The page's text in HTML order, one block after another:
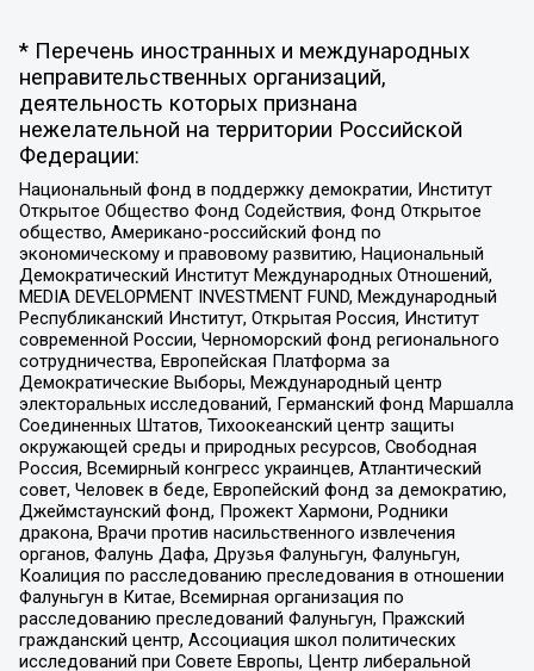
* Перечень иностранных и международных
неправительственных организаций,
деятельность которых признана
нежелательной на территории Российской
Федерации:
Национальный фонд в поддержку демократии, Институт
Открытое Общество Фонд Содействия, Фонд Открытое
общество, Американо-российский фонд по
экономическому и правовому развитию, Национальный
Демократический Институт Международных Отношений,
MEDIA DEVELOPMENT INVESTMENT FUND, Международный
Республиканский Институт, Открытая Россия, Институт
современной России, Черноморский фонд регионального
сотрудничества, Европейская Платформа за
Демократические Выборы, Международный центр
электоральных исследований, Германский фонд Маршалла
Соединенных Штатов, Тихоокеанский центр защиты
окружающей среды и природных ресурсов, Свободная
Россия, Всемирный конгресс украинцев, Атлантический
совет, Человек в беде, Европейский фонд за демократию,
Джеймстаунский фонд, Прожект Хармони, Родники
дракона, Врачи против насильственного извлечения
органов, Фалунь Дафа, Друзья Фалуньгун, Фалуньгун,
Коалиция по расследованию преследования в отношении
Фалуньгун в Китае, Всемирная организация по
расследованию преследований Фалуньгун, Пражский
гражданский центр, Ассоциация школ политических
исследований при Совете Европы, Центр либеральной